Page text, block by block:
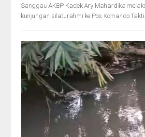
Sanggau AKBP Kadek Ary Mahardika
kunjungan silaturahmi ke Pos Komando